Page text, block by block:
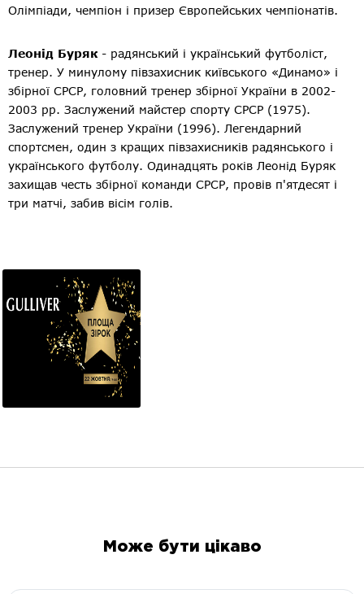
Олімпіади, чемпіон і призер Європейських чемпіонатів.
Леонід Буряк - радянський і український футболіст,
тренер. У минулому півзахисник київського «Динамо» і
збірної СРСР, головний тренер збірної України в 2002-
2003 рр. Заслужений майстер спорту СРСР (1975).
Заслужений тренер України (1996). Легендарний
спортсмен, один з кращих півзахисників радянського і
українського футболу. Одинадцять років Леонід Буряк
захищав честь збірної команди СРСР, провів п'ятдесят і
три матчі, забив вісім голів.
Може бути цікаво